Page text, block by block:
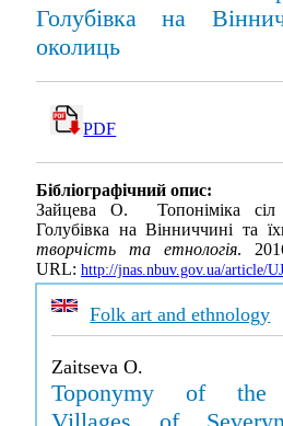
Голубівка на
околиць
PDF
Бібліографічний опис:
Зайцева О. Топоніміка сіл
Голубівка на Вінниччині та
творчість та етнологія.
URL: http://jnas.nbuv.gov.ua/article/
Folk art and ethnology
Zaitseva O.
Toponymy of the